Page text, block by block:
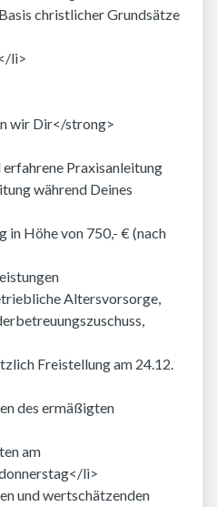
christlicher Grundsätze
li>
wir Dir</strong>
Praxisanleitung
während Deines
in Höhe von 750,- € (nach
Altersvorsorge,
Freistellung am 24.12.
des ermäßigten
am
li>
und wertschätzenden